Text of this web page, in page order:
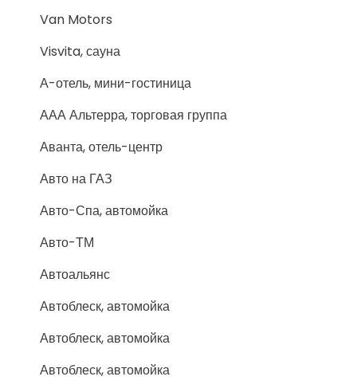
Van Motors
Visvita, сауна
А-отель, мини-гостиница
ААА Альтерра, торговая группа
Аванта, отель-центр
Авто на ГАЗ
Авто-Спа, автомойка
Авто-ТМ
Автоальянс
Автоблеск, автомойка
Автоблеск, автомойка
Автоблеск, автомойка